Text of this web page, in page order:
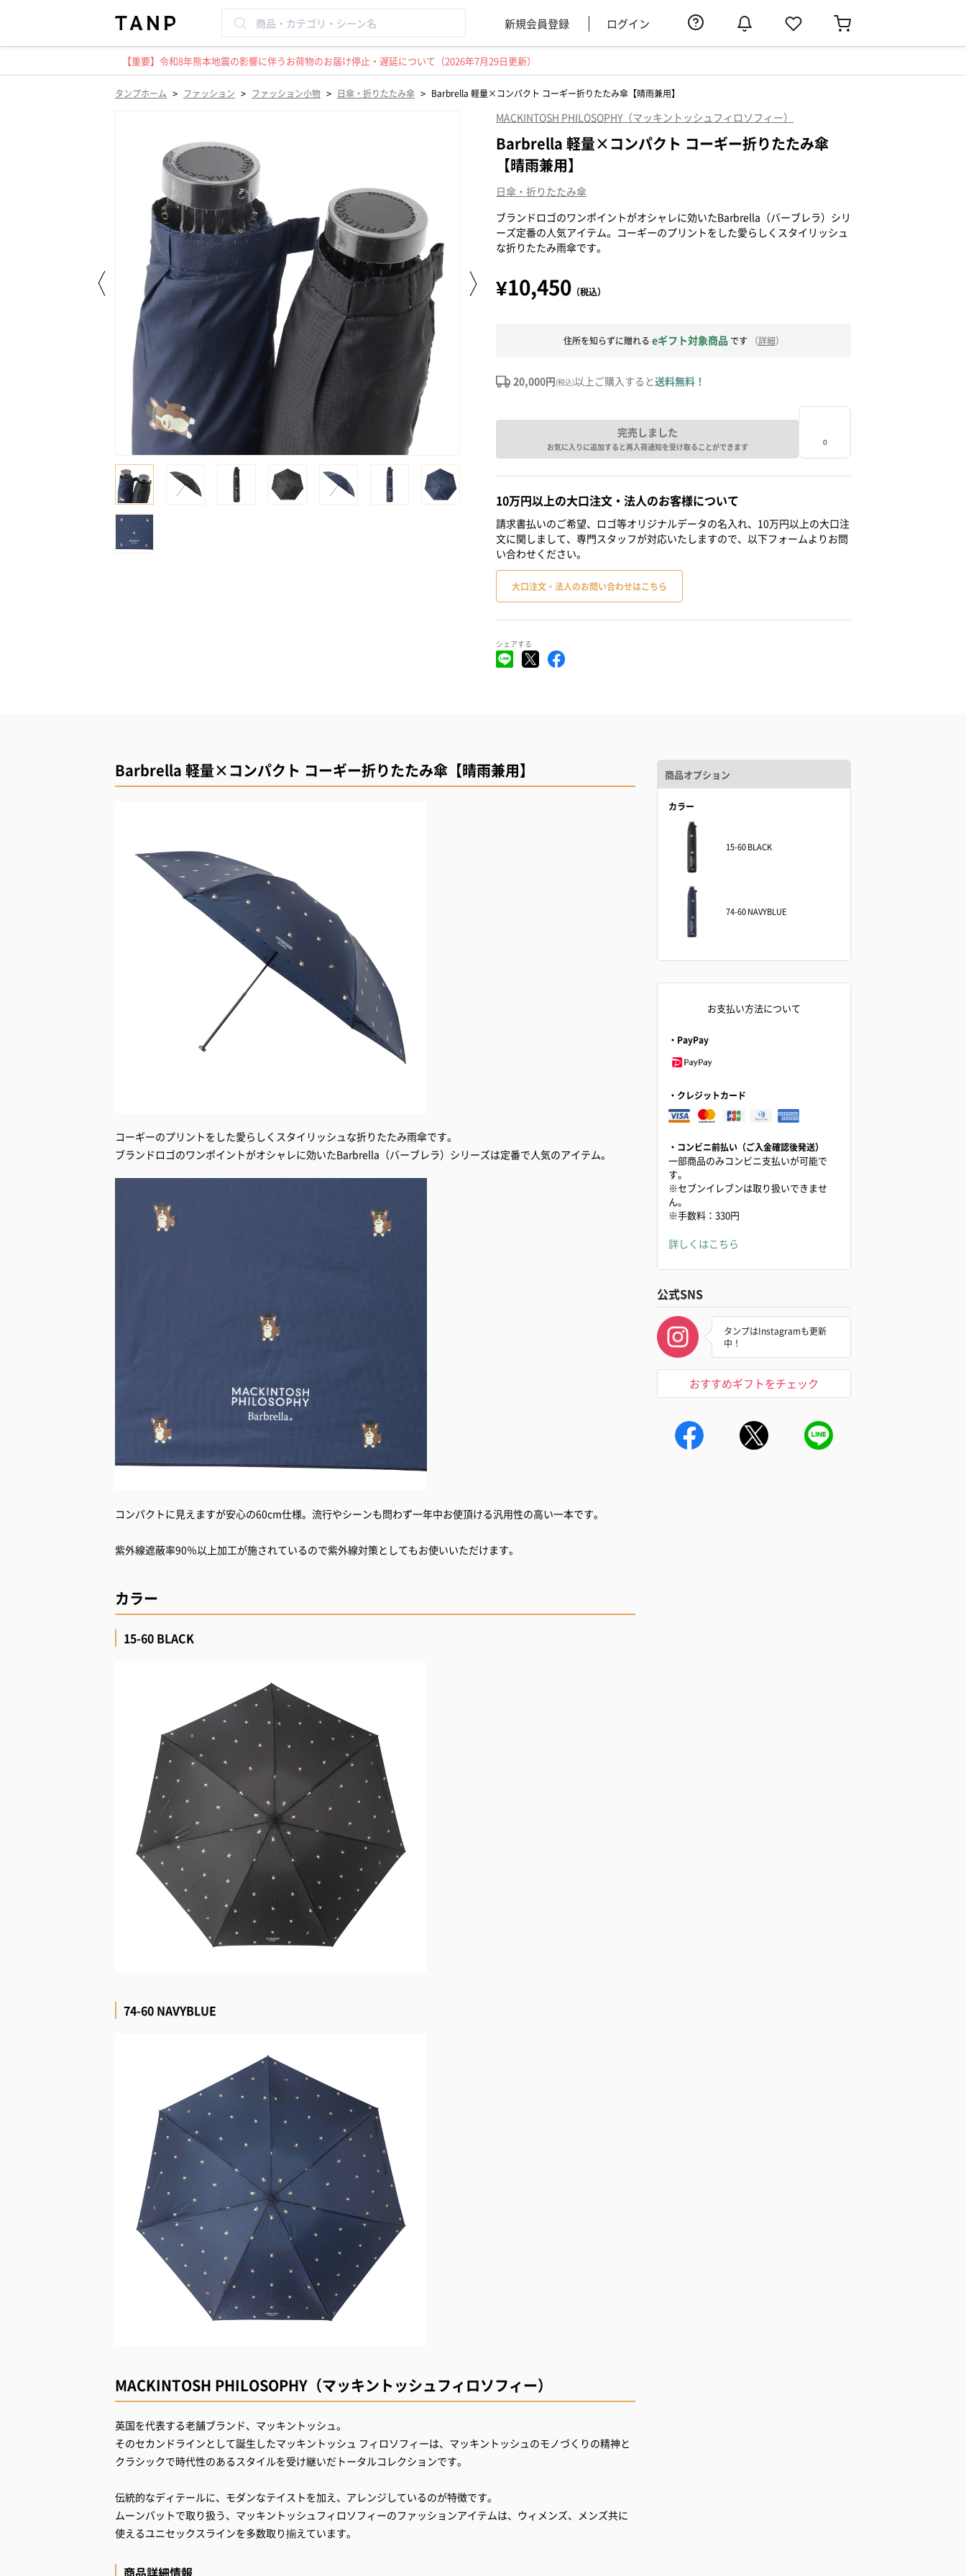
新規会員登録 ログイン
【重要】令和8年熊本地震の影響に伴うお荷物のお届け停止・遅延について（2026年7月29日更新）
タンプホーム > ファッション > ファッション小物 > 日傘・折りたたみ傘 > Barbrella 軽量×コンパクト コーギー折りたたみ傘【晴雨兼用】
MACKINTOSH PHILOSOPHY（マッキントッシュフィロソフィー）
Barbrella 軽量×コンパクト コーギー折りたたみ傘
【晴雨兼用】
日傘・折りたたみ傘
ブランドロゴのワンポイントがオシャレに効いたBarbrella（バーブレラ）シリ
ーズ定番の人気アイテム。コーギーのプリントをした愛らしくスタイリッシュ
な折りたたみ雨傘です。
¥10,450 （税込）
住所を知らずに贈れる eギフト対象商品 です （詳細）
20,000円(税込)以上ご購入すると送料無料！
完売しました
お気に入りに追加すると再入荷通知を受け取ることができます
10万円以上の大口注文・法人のお客様について
請求書払いのご希望、ロゴ等オリジナルデータの名入れ、10万円以上の大口注
文に関しまして、専門スタッフが対応いたしますので、以下フォームよりお問
い合わせください。
大口注文・法人のお問い合わせはこちら
シェアする
Barbrella 軽量×コンパクト コーギー折りたたみ傘【晴雨兼用】
コーギーのプリントをした愛らしくスタイリッシュな折りたたみ雨傘です。
ブランドロゴのワンポイントがオシャレに効いたBarbrella（バーブレラ）シリーズは定番で人気のアイテム。
コンパクトに見えますが安心の60cm仕様。流行やシーンも問わず一年中お使頂ける汎用性の高い一本です。
紫外線遮蔽率90％以上加工が施されているので紫外線対策としてもお使いいただけます。
カラー
15-60 BLACK
74-60 NAVYBLUE
MACKINTOSH PHILOSOPHY（マッキントッシュフィロソフィー）
英国を代表する老舗ブランド、マッキントッシュ。
そのセカンドラインとして誕生したマッキントッシュ フィロソフィーは、マッキントッシュのモノづくりの精神と
クラシックで時代性のあるスタイルを受け継いだトータルコレクションです。
伝統的なディテールに、モダンなテイストを加え、アレンジしているのが特徴です。
ムーンバットで取り扱う、マッキントッシュフィロソフィーのファッションアイテムは、ウィメンズ、メンズ共に
使えるユニセックスラインを多数取り揃えています。
商品詳細情報
商品オプション
カラー
15-60 BLACK
74-60 NAVYBLUE
お支払い方法について
・PayPay
・クレジットカード
・コンビニ前払い（ご入金確認後発送）
一部商品のみコンビニ支払いが可能で
す。
※セブンイレブンは取り扱いできませ
ん。
※手数料：330円
詳しくはこちら
公式SNS
タンプはInstagramも更新
中！
おすすめギフトをチェック